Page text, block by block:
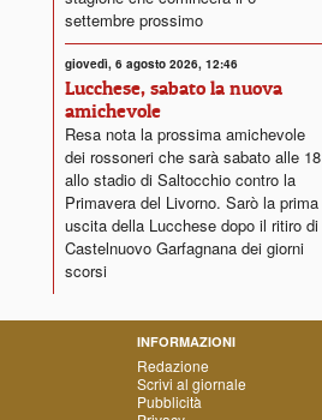
settembre prossimo
giovedì, 6 agosto 2026, 12:46
Lucchese, sabato la nuova
amichevole
Resa nota la prossima amichevole
dei rossoneri che sarà sabato alle 18
allo stadio di Saltocchio contro la
Primavera del Livorno. Sarò la prima
uscita della Lucchese dopo il ritiro di
Castelnuovo Garfagnana dei giorni
scorsi
INFORMAZIONI
Redazione
Scrivi al giornale
Pubblicità